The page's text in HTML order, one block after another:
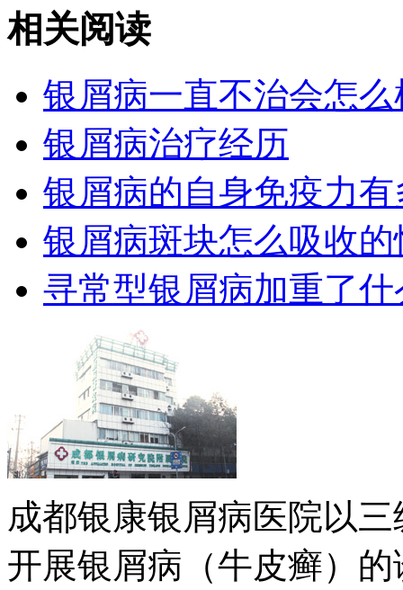
相关阅读
银屑病一直不治会怎么
银屑病治疗经历
银屑病的自身免疫力有
银屑病斑块怎么吸收的
寻常型银屑病加重了什
成都银康银屑病医院以
开展银屑病（牛皮癣）